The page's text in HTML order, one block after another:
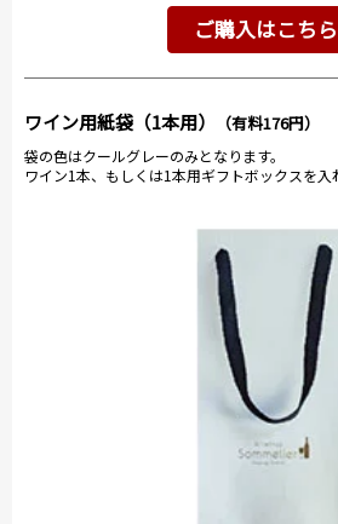
ご購入はこちら
ワイン用紙袋（1本用） （有料176円）
袋の色はクールグレーのみとなります。
ワイン1本、もしくは1本用ギフトボックスを入